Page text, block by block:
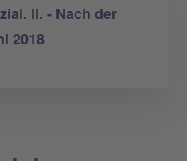
II. - Nach der
2018